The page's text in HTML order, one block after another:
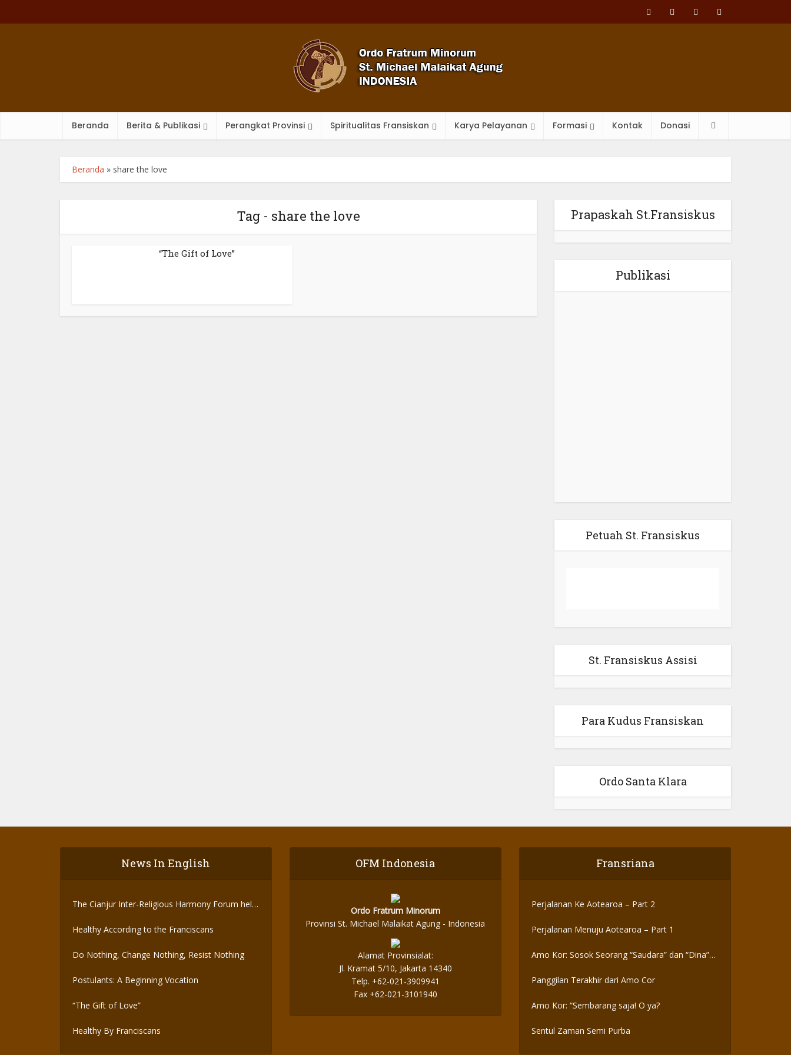
Beranda Berita & Publikasi Perangkat Provinsi Spiritualitas Fransiskan Karya Pelayanan Formasi Kontak Donasi
Beranda » share the love
Tag - share the love
“The Gift of Love”
Prapaskah St.Fransiskus
Publikasi
Petuah St. Fransiskus
St. Fransiskus Assisi
Para Kudus Fransiskan
Ordo Santa Klara
News In English
The Cianjur Inter-Religious Harmony Forum held
Healthy According to the Franciscans
Do Nothing, Change Nothing, Resist Nothing
Postulants: A Beginning Vocation
“The Gift of Love”
Healthy By Franciscans
OFM Indonesia
Ordo Fratrum Minorum
Provinsi St. Michael Malaikat Agung - Indonesia
Alamat Provinsialat:
Jl. Kramat 5/10, Jakarta 14340
Telp. +62-021-3909941
Fax +62-021-3101940
Fransriana
Perjalanan Ke Aotearoa – Part 2
Perjalanan Menuju Aotearoa – Part 1
Amo Kor: Sosok Seorang “Saudara” dan “Dina”
Panggilan Terakhir dari Amo Cor
Amo Kor: “Sembarang saja! O ya?
Sentul Zaman Semi Purba